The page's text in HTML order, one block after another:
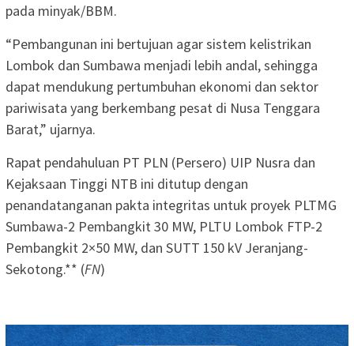
pada minyak/BBM.
“Pembangunan ini bertujuan agar sistem kelistrikan
Lombok dan Sumbawa menjadi lebih andal, sehingga
dapat mendukung pertumbuhan ekonomi dan sektor
pariwisata yang berkembang pesat di Nusa Tenggara
Barat,” ujarnya.
Rapat pendahuluan PT PLN (Persero) UIP Nusra dan
Kejaksaan Tinggi NTB ini ditutup dengan
penandatanganan pakta integritas untuk proyek PLTMG
Sumbawa-2 Pembangkit 30 MW, PLTU Lombok FTP-2
Pembangkit 2×50 MW, dan SUTT 150 kV Jeranjang-
Sekotong.** (FN)